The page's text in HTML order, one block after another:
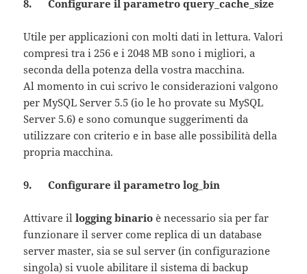
8. Configurare il parametro query_cache_size
Utile per applicazioni con molti dati in lettura. Valori
compresi tra i 256 e i 2048 MB sono i migliori, a
seconda della potenza della vostra macchina.
Al momento in cui scrivo le considerazioni valgono
per MySQL Server 5.5 (io le ho provate su MySQL
Server 5.6) e sono comunque suggerimenti da
utilizzare con criterio e in base alle possibilità della
propria macchina.
9. Configurare il parametro log_bin
Attivare illogging binario è necessario sia per far
funzionare il server come replica di un database
server master, sia se sul server (in configurazione
singola) si vuole abilitare il sistema di backup